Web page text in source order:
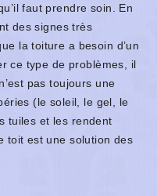
faut prendre soin. En
des signes très
la toiture a besoin d’un
ce type de problèmes, il
pas toujours une
(le soleil, le gel, le
tuiles et les rendent
toit est une solution des